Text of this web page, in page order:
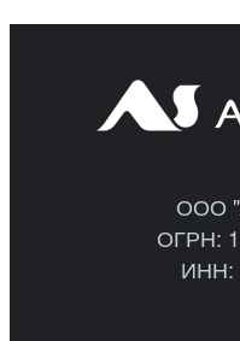
ООО
ОГРН:
ИНН: